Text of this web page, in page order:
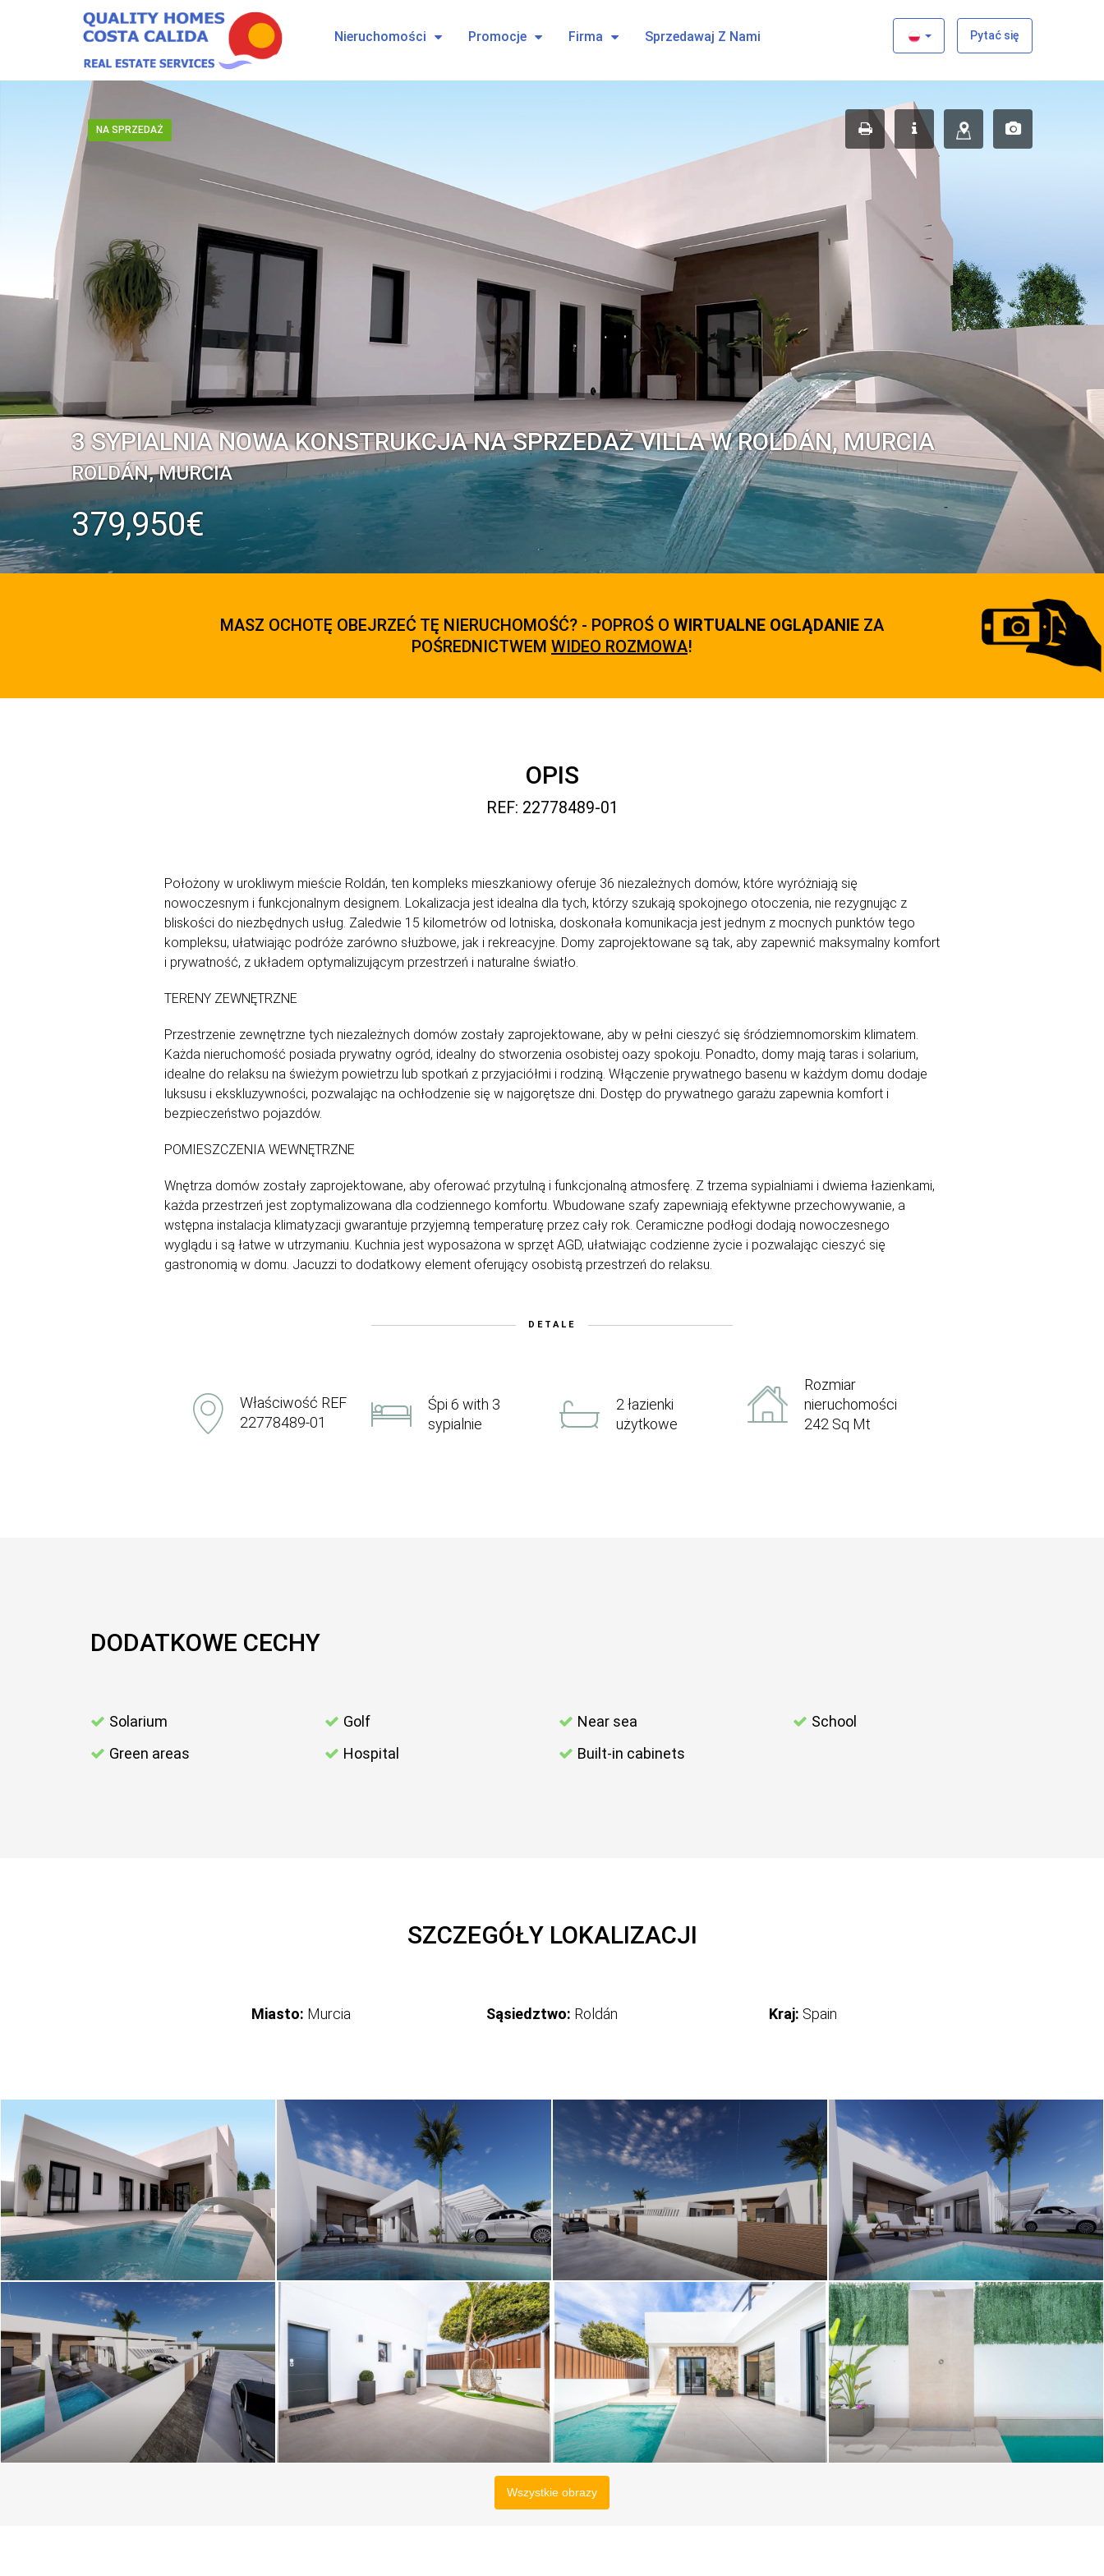
Nieruchomości Promocje Firma Sprzedawaj Z Nami Pytać się
NA SPRZEDAŻ
3 SYPIALNIA NOWA KONSTRUKCJA NA SPRZEDAŻ VILLA W ROLDÁN, MURCIA
ROLDÁN, MURCIA
379,950€
MASZ OCHOTĘ OBEJRZEĆ TĘ NIERUCHOMOŚĆ? - POPROŚ O WIRTUALNE OGLĄDANIE ZA
POŚREDNICTWEM WIDEO ROZMOWA!
OPIS
REF: 22778489-01
Położony w urokliwym mieście Roldán, ten kompleks mieszkaniowy oferuje 36 niezależnych domów, które wyróżniają się
nowoczesnym i funkcjonalnym designem. Lokalizacja jest idealna dla tych, którzy szukają spokojnego otoczenia, nie rezygnując z
bliskości do niezbędnych usług. Zaledwie 15 kilometrów od lotniska, doskonała komunikacja jest jednym z mocnych punktów tego
kompleksu, ułatwiając podróże zarówno służbowe, jak i rekreacyjne. Domy zaprojektowane są tak, aby zapewnić maksymalny komfort
i prywatność, z układem optymalizującym przestrzeń i naturalne światło.
TERENY ZEWNĘTRZNE
Przestrzenie zewnętrzne tych niezależnych domów zostały zaprojektowane, aby w pełni cieszyć się śródziemnomorskim klimatem.
Każda nieruchomość posiada prywatny ogród, idealny do stworzenia osobistej oazy spokoju. Ponadto, domy mają taras i solarium,
idealne do relaksu na świeżym powietrzu lub spotkań z przyjaciółmi i rodziną. Włączenie prywatnego basenu w każdym domu dodaje
luksusu i ekskluzywności, pozwalając na ochłodzenie się w najgorętsze dni. Dostęp do prywatnego garażu zapewnia komfort i
bezpieczeństwo pojazdów.
POMIESZCZENIA WEWNĘTRZNE
Wnętrza domów zostały zaprojektowane, aby oferować przytulną i funkcjonalną atmosferę. Z trzema sypialniami i dwiema łazienkami,
każda przestrzeń jest zoptymalizowana dla codziennego komfortu. Wbudowane szafy zapewniają efektywne przechowywanie, a
wstępna instalacja klimatyzacji gwarantuje przyjemną temperaturę przez cały rok. Ceramiczne podłogi dodają nowoczesnego
wyglądu i są łatwe w utrzymaniu. Kuchnia jest wyposażona w sprzęt AGD, ułatwiając codzienne życie i pozwalając cieszyć się
gastronomią w domu. Jacuzzi to dodatkowy element oferujący osobistą przestrzeń do relaksu.
DETALE
Właściwość REF
22778489-01
Śpi 6 with 3
sypialnie
2 łazienki
użytkowe
Rozmiar
nieruchomości
242 Sq Mt
DODATKOWE CECHY
Solarium
Green areas
Golf
Hospital
Near sea
Built-in cabinets
School
SZCZEGÓŁY LOKALIZACJI
Miasto: Murcia Sąsiedztwo: Roldán Kraj: Spain
Wszystkie obrazy